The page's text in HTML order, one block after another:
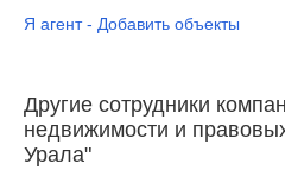
Я агент - Добавить объекты
Другие сотрудники
недвижимости и
Урала"